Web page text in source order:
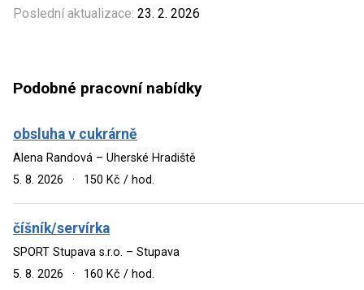
Poslední aktualizace: 23. 2. 2026
Podobné pracovní nabídky
obsluha v cukrárně
Alena Randová – Uherské Hradiště
5. 8. 2026
· 150 Kč / hod.
číšník/servírka
SPORT Stupava s.r.o. – Stupava
5. 8. 2026
· 160 Kč / hod.